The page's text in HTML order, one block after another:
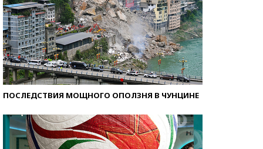
ПОСЛЕДСТВИЯ МОЩНОГО ОПОЛЗНЯ В ЧУНЦИНЕ